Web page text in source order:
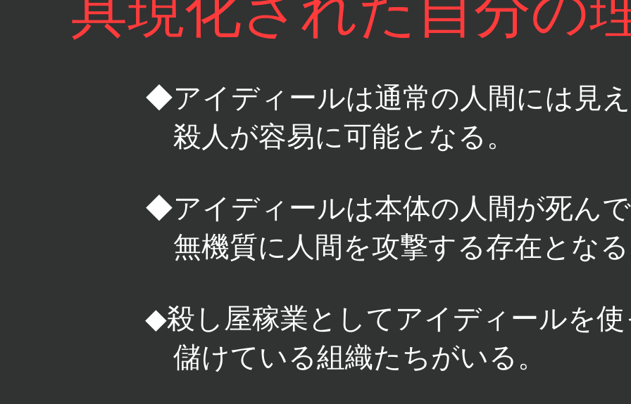
◆アイディールは通常の人間には見え
殺人が容易に可能となる。
◆アイディールは本体の人間が死んで
無機質に人間を攻撃する存在となる
◆殺し屋稼業としてアイディールを使
儲けている組織たちがいる。